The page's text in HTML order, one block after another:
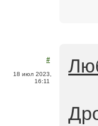
#
18 июл 2023,
16:11